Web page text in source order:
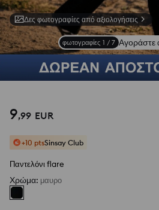
Δες φωτογραφίες από αξιολογήσεις
φωτογραφίες 1 / 7 Αγοράστε
9,99 EUR
+10 ptsSinsay Club
Παντελόνι flare
Χρώμα: μαυρο